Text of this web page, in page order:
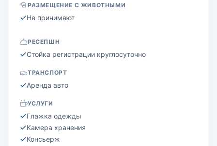
РАЗМЕЩЕНИЕ С ЖИВОТНЫМИ
Не принимают
РЕСЕПШН
Стойка регистрации круглосуточно
ТРАНСПОРТ
Аренда авто
УСЛУГИ
Глажка одежды
Камера хранения
Консьерж